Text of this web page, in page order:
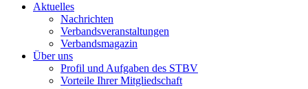
Aktuelles
Nachrichten
Verbandsveranstaltungen
Verbandsmagazin
Über uns
Profil und Aufgaben des STBV
Vorteile Ihrer Mitgliedschaft